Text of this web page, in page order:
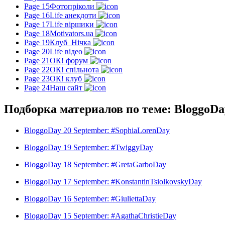
Page 15Фотопріколи
Page 16Life анекдоти
Page 17Life віршики
Page 18Motivators.ua
Page 19Клуб_Нічка
Page 20Life відео
Page 21ОК! форум
Page 22ОК! спільнота
Page 23ОК! клуб
Page 24Наш сайт
Подборка материалов по теме:
BloggoDay 20 September: #SophiaLorenDay
BloggoDay 19 September: #TwiggyDay
BloggoDay 18 September: #GretaGarboDay
BloggoDay 17 September: #KonstantinTsiolkovskyDay
BloggoDay 16 September: #GiuliettaDay
BloggoDay 15 September: #AgathaChristieDay